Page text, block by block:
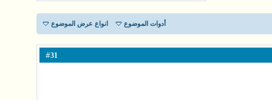
أدوات الموضوع انواع عرض الموضوع
31